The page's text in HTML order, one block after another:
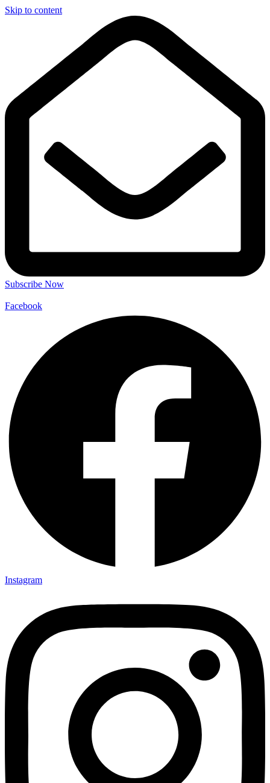
Skip to content
Subscribe Now
Facebook
Instagram